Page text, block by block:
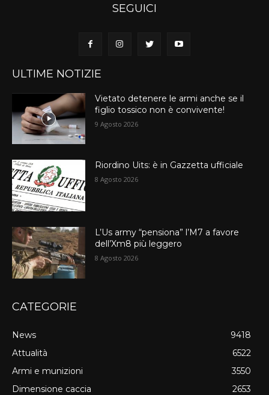
SEGUICI
ULTIME NOTIZIE
Vietato detenere le armi anche se il
figlio tossico non è convivente!
9 Agosto 2026
Riordino Uits: è in Gazzetta ufficiale
8 Agosto 2026
L’Us army “pensiona” l’M7 a favore
dell’Xm8 più leggero
8 Agosto 2026
CATEGORIE
News
9418
Attualità
6522
Armi e munizioni
3550
Dimensione caccia
2653